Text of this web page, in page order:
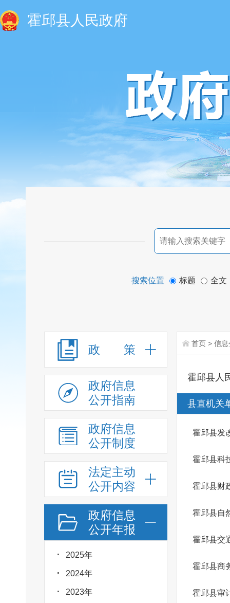
霍邱县人民政府
搜索位置 标题 全文
政 策
政府信息
公开指南
政府信息
公开制度
法定主动
公开内容
政府信息
公开年报
2025年
2024年
2023年
首页 > 信息
霍邱县人
县直机关
霍邱县发
霍邱县科
霍邱县财
霍邱县自
霍邱县交
霍邱县商
霍邱县审